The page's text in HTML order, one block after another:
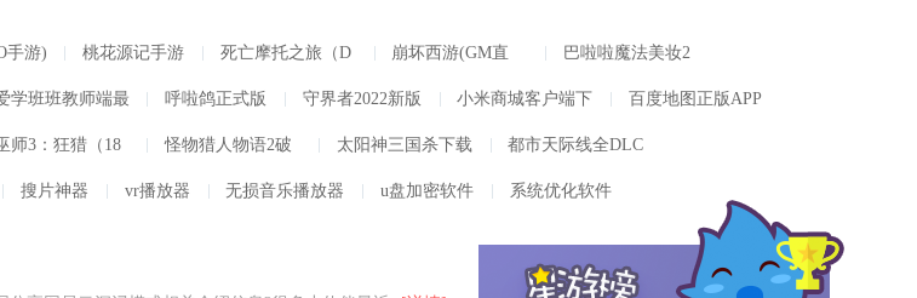
手游) 桃花源记手游
死亡摩托之旅（D
崩坏西游(GM直
巴啦啦魔法美妆2
学班班教师端最
呼啦鸽正式版 守界者2022新版
小米商城客户端下
百度地图正版APP
师3：狂猎（18
怪物猎人物语2破
太阳神三国杀下载
都市天际线全DLC
搜片神器 vr播放器 无损音乐播放器 u盘加密软件 系统优化软件